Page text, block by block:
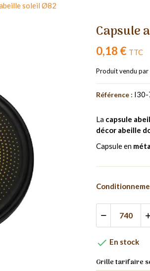
soleil Ø82
Capsule
0,18 € TTC
Produit vendu
Référence : I30-
La capsule
décor abeille
Capsule en
 En stock
Grille tarifaire